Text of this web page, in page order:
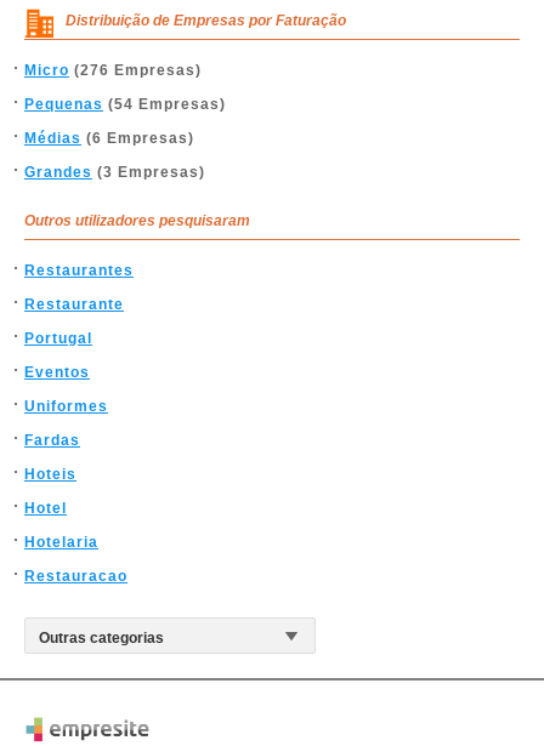
Distribuição de Empresas por Faturação
Micro (276 Empresas)
Pequenas (54 Empresas)
Médias (6 Empresas)
Grandes (3 Empresas)
Outros utilizadores pesquisaram
Restaurantes
Restaurante
Portugal
Eventos
Uniformes
Fardas
Hoteis
Hotel
Hotelaria
Restauracao